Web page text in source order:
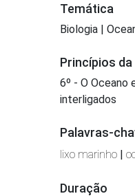
Temática
Biologia |
Princípios
6º - O Oceano
interligados
Palavras-
lixo marinho |
Duração